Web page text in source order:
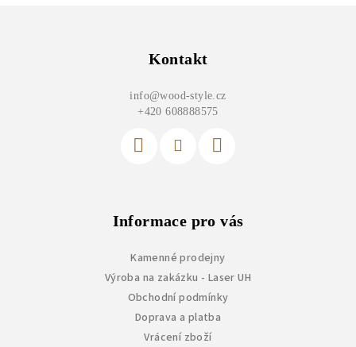
Kontakt
info@wood-style.cz
+420 608888575
Informace pro vás
Kamenné prodejny
Výroba na zakázku - Laser UH
Obchodní podmínky
Doprava a platba
Vrácení zboží